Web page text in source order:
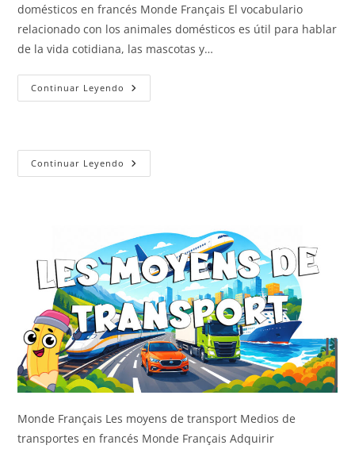
domésticos en francés Monde Français El vocabulario
relacionado con los animales domésticos es útil para hablar
de la vida cotidiana, las mascotas y…
Continuar Leyendo Los
Animales
Continuar Leyendo Los
Animales
Monde Français Les moyens de transport Medios de
transportes en francés Monde Français Adquirir